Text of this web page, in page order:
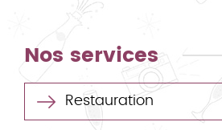
Nos services
Restauration